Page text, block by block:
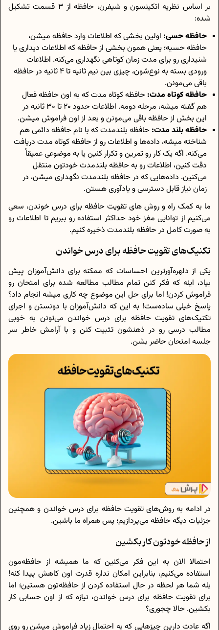
بر اساس نظریه اتکینسون و شیفرن، حافظه از 3 قسمت تشکیل
شده:
حافظه حسی: اولین بخشی که اطلاعات وارد حافظه میشن،
حافظه حسیه؛ یعنی همون بخشی از حافظه که اطلاعات دیداری یا
شنیداری رو برای مدت زمان کوتاهی نگهداری می‌کنه. اطلاعات
ورودی بسته به نوع‌شون، چیزی بین نیم ثانیه تا 4 ثانیه در حافظه
باقی می‌مونن.
حافظه کوتاه مدت: حافظه کوتاه مدت که به اون حافظه فعال
هم گفته میشه، مرحله دومه. اطلاعات حدود 20 تا 30 ثانیه در
این بخش از حافظه باقی می‌مونن و بعد از اون فراموش میشن.
حافظه بلند مدت: حافظه بلندمدت که با نام حافظه دائمی هم
شناخته میشه، داده‌ها و اطلاعات رو از حافظه کوتاه مدت دریافت
می‌کنه. اگه یک کار رو تمرین و تکرار کنین یا به موضوعی عمیقاً
دقت کنین، اطلاعات رو به حافظه بلندمدت خودتون منتقل
می‌کنین. داده‌هایی که در حافظه بلندمدت نگهداری میشن، در
زمان نیاز قابل دسترسی و یادآوری هستن.
ما به کمک راه و روش های تقویت حافظه برای درس خوندن، سعی
می‌کنیم از توانایی مغز خود حداکثر استفاده رو ببریم تا اطلاعات رو
به صورت کامل در حافظه بلندمدت ذخیره کنیم.
تکنیک‌های تقویت حافظه برای درس خواندن
یکی از دلهره‌آورترین احساسات که ممکنه برای دانش‌آموزان پیش
بیاد، اینه که فکر کنن تمام مطالب مطالعه شده برای امتحان رو
فراموش کردن! اما برای حل این موضوع چه کاری میشه انجام داد؟
پاسخ خیلی ساده‌ست! به این که دانش‌آموزان با دونستن و اجرای
تکنیک‌های تقویت حافظه برای درس خواندن می‌تونن به خوبی
مطالب درسی رو در ذهنشون تثبیت کنن و با آرامش خاطر سر
جلسه امتحان حاضر بشن.
در ادامه به روش‌های تقویت حافظه برای درس خواندن و همچنین
جزئیات دیگه حافظه می‌پردازیم؛ پس همراه ما باشین.
از حافظه خودتون کار بکشین
احتمالا الان به این فکر می‌کنین که ما همیشه از حافظه‌مون
استفاده می‌کنیم، بنابراین امکان نداره قدرت اون کاهش پیدا کنه!
بله شما هر لحظه در حال استفاده کردن از حافظه‌تون هستین؛ اما
برای تقویت حافظه برای درس خواندن، نیازه که از اون حسابی کار
بکشین. حالا چجوری؟
اگه عادت دارین چیزهایی که به احتمال زیاد فراموش میشن رو روی